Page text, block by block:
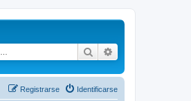
Buscar
Identificarse
Registrarse